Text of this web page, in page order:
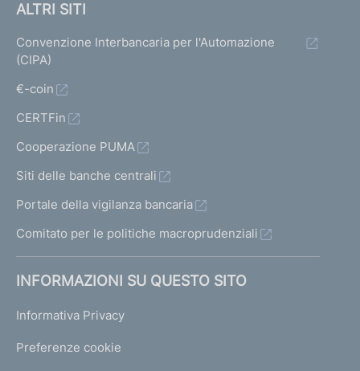
ALTRI SITI
Convenzione Interbancaria per l'Automazione
(CIPA)
€-coin
CERTFin
Cooperazione PUMA
Siti delle banche centrali
Portale della vigilanza bancaria
Comitato per le politiche macroprudenziali
INFORMAZIONI SU QUESTO SITO
Informativa Privacy
Preferenze cookie